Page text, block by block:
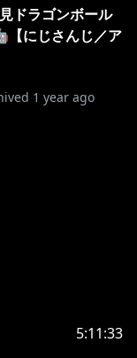
！
ドラゴンボール
にじさんじ／ア
1 year ago
5:11:33